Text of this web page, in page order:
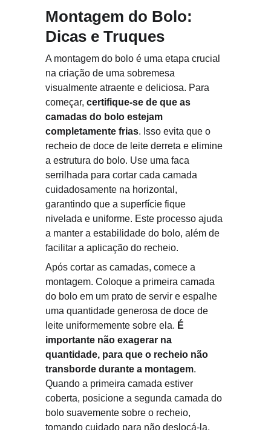
Montagem do Bolo:
Dicas e Truques
A montagem do bolo é uma etapa crucial
na criação de uma sobremesa
visualmente atraente e deliciosa. Para
começar, certifique-se de que as
camadas do bolo estejam
completamente frias. Isso evita que o
recheio de doce de leite derreta e elimine
a estrutura do bolo. Use uma faca
serrilhada para cortar cada camada
cuidadosamente na horizontal,
garantindo que a superfície fique
nivelada e uniforme. Este processo ajuda
a manter a estabilidade do bolo, além de
facilitar a aplicação do recheio.
Após cortar as camadas, comece a
montagem. Coloque a primeira camada
do bolo em um prato de servir e espalhe
uma quantidade generosa de doce de
leite uniformemente sobre ela. É
importante não exagerar na
quantidade, para que o recheio não
transborde durante a montagem.
Quando a primeira camada estiver
coberta, posicione a segunda camada do
bolo suavemente sobre o recheio,
tomando cuidado para não deslocá-la.